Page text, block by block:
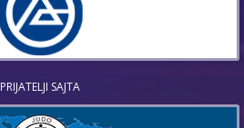
PRIJATELJI SAJTA